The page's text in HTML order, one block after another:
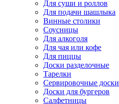
Для суши и роллов
Для подачи шашлыка
Винные столики
Соусницы
Для алкоголя
Для чая или кофе
Для пиццы
Доски разделочные
Тарелки
Сервировочные доски
Доски для бургеров
Салфетницы